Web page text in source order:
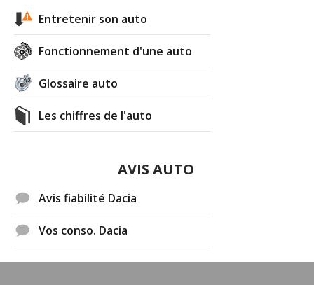
Entretenir son auto
Fonctionnement d'une auto
Glossaire auto
Les chiffres de l'auto
AVIS AUTO
Avis fiabilité Dacia
Vos conso. Dacia